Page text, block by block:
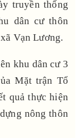
truyền thống
dân cư thôn
Vạn Lương.
khu dân cư 3
Mặt trận Tổ
quả thực hiện
nông thôn